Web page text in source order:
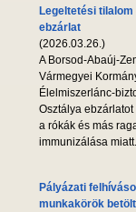
Legeltetési tilalom
ebzárlat
(2026.03.26.)
A Borsod-Abaúj-
Vármegyei
Élelmiszerlánc-
Osztálya
a rókák és más
immunizálása miatt.
Pályázati
munkakörök